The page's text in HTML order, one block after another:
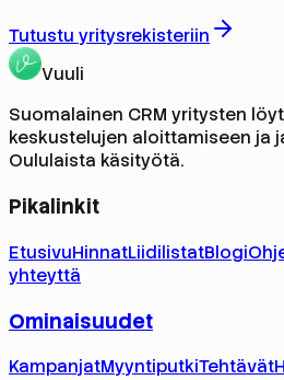
Tutustu yritysrekisteriin
Vuuli
Suomalainen CRM yritysten
keskustelujen aloittamiseen ja
Oululaista käsityötä.
Pikalinkit
EtusivuHinnatLiidilistatBlogi
yhteyttä
Ominaisuudet
KampanjatMyyntiputkiTehtävät